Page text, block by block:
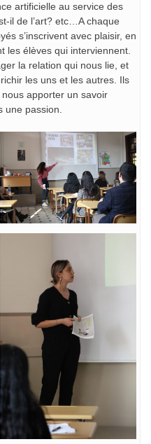
artificielle au service des
il de l’art? etc…A chaque
s’inscrivent avec plaisir, en
les élèves qui interviennent.
la relation qui nous lie, et
les uns et les autres. Ils
apporter un savoir
une passion.